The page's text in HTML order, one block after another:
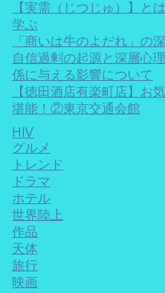
【実需（じつじゅ）】と
学ぶ
「商いは牛のよだれ」の
自信過剰の起源と深層心
係に与える影響について
【徳田酒店有楽町店】お
堪能！②東京交通会館
HIV
グルメ
トレンド
ドラマ
ホテル
世界陸上
作品
天体
旅行
映画